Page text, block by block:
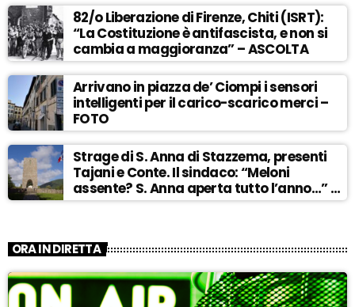
82/o Liberazione di Firenze, Chiti (ISRT):
“La Costituzione è antifascista, e non si
cambia a maggioranza” – ASCOLTA
Arrivano in piazza de’ Ciompi i sensori
intelligenti per il carico-scarico merci –
FOTO
Strage di S. Anna di Stazzema, presenti
Tajani e Conte. Il sindaco: “Meloni
assente? S. Anna aperta tutto l’anno…” –
ASCOLTA
ORA IN DIRETTA